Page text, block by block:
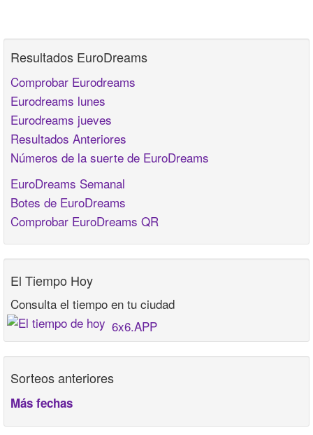
Resultados EuroDreams
Comprobar Eurodreams
Eurodreams lunes
Eurodreams jueves
Resultados Anteriores
Números de la suerte de EuroDreams
EuroDreams Semanal
Botes de EuroDreams
Comprobar EuroDreams QR
El Tiempo Hoy
Consulta el tiempo en tu ciudad
6x6.APP
Sorteos anteriores
Más fechas